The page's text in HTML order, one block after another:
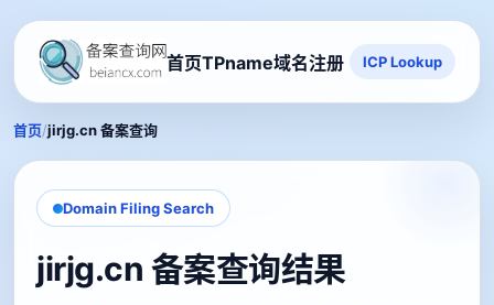
首页TPname域名注册 ICP Lookup
首页/jirjg.cn 备案查询
Domain Filing Search
jirjg.cn 备案查询结果